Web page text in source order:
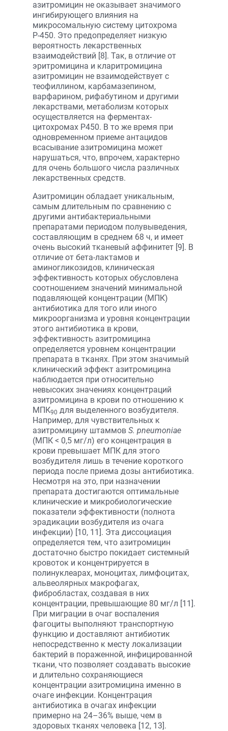
азитромицин не оказывает значимого
ингибирующего влияния на
микросомальную систему цитохрома
Р-450. Это предопределяет низкую
вероятность лекарственных
взаимодействий [8]. Так, в отличие от
эритромицина и кларитромицина
азитромицин не взаимодействует с
теофиллином, карбамазепином,
варфарином, рифабутином и другими
лекарствами, метаболизм которых
осуществляется на ферментах-
цитохромах Р450. В то же время при
одновременном приеме антацидов
всасывание азитромицина может
нарушаться, что, впрочем, характерно
для очень большого числа различных
лекарственных средств.
Азитромицин обладает уникальным,
самым длительным по сравнению с
другими антибактериальными
препаратами периодом полувыведения,
составляющим в среднем 68 ч, и имеет
очень высокий тканевый аффинитет [9]. В
отличие от бета-лактамов и
аминогликозидов, клиническая
эффективность которых обусловлена
соотношением значений минимальной
подавляющей концентрации (МПК)
антибиотика для того или иного
микроорганизма и уровня концентрации
этого антибиотика в крови,
эффективность азитромицина
определяется уровнем концентрации
препарата в тканях. При этом значимый
клинический эффект азитромицина
наблюдается при относительно
невысоких значениях концентраций
азитромицина в крови по отношению к
МПК90 для выделенного возбудителя.
Например, для чувствительных к
азитромицину штаммов S. pneumoniae
(МПК < 0,5 мг/л) его концентрация в
крови превышает МПК для этого
возбудителя лишь в течение короткого
периода после приема дозы антибиотика.
Несмотря на это, при назначении
препарата достигаются оптимальные
клинические и микробиологические
показатели эффективности (полнота
эрадикации возбудителя из очага
инфекции) [10, 11]. Эта диссоциация
определяется тем, что азитромицин
достаточно быстро покидает системный
кровоток и концентрируется в
полинуклеарах, моноцитах, лимфоцитах,
альвеолярных макрофагах,
фибробластах, создавая в них
концентрации, превышающие 80 мг/л [11].
При миграции в очаг воспаления
фагоциты выполняют транспортную
функцию и доставляют антибиотик
непосредственно к месту локализации
бактерий в пораженной, инфицированной
ткани, что позволяет создавать высокие
и длительно сохраняющиеся
концентрации азитромицина именно в
очаге инфекции. Концентрация
антибиотика в очагах инфекции
примерно на 24–36% выше, чем в
здоровых тканях человека [12, 13].